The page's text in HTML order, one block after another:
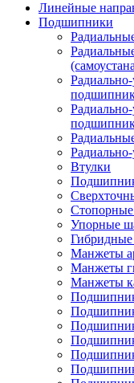
Линейные
Подшипники
Втулки
Стопорные
Упорные
Манжеты
Манжеты
Манжеты